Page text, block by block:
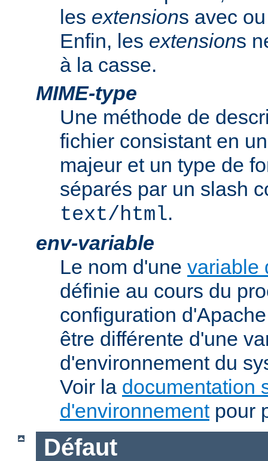
les extensions avec
Enfin, les extensions
à la casse.
MIME-type
Une méthode de
fichier consistant en
majeur et un type de
séparés par un slash
text/html.
env-variable
Le nom d'une variable
définie au cours du
configuration
être différente d'une
d'environnement du
Voir la documentation
d'environnementpour
Défaut